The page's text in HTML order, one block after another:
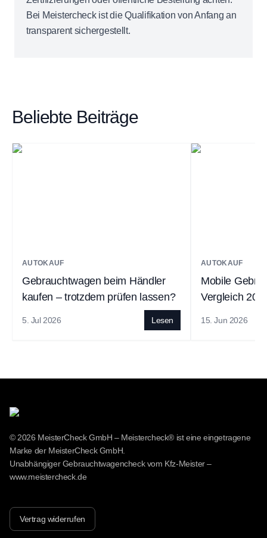
Bei Meistercheck ist die Qualifikation von Anfang an
transparent sichergestellt.
Beliebte Beiträge
AUTOKAUF
Gebrauchtwagen beim Händler
kaufen – trotzdem prüfen lassen?
5. Jul 2026 Lesen
AUTOKAUF
Mobile
Vergleich
15. Jun 2026
© 2026 MeisterCheck GmbH – Meistercheck® ist eine eingetragene
Marke der MeisterCheck GmbH.
Unabhängiger Gebrauchtwagencheck vom Kfz-Meister –
www.meistercheck.de
Vertrag widerrufen